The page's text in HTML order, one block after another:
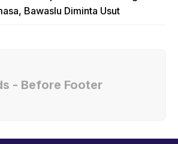
Bawaslu Diminta Usut
- Before Footer